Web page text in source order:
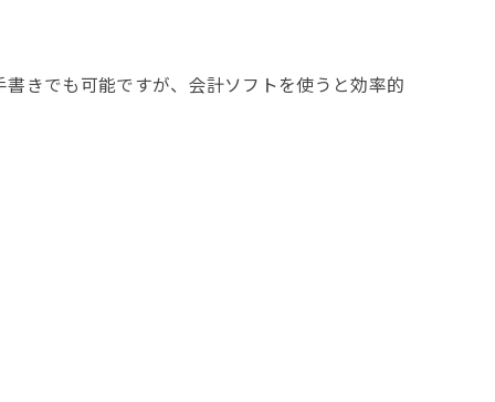
きでも可能ですが、会計ソフトを使うと効率的